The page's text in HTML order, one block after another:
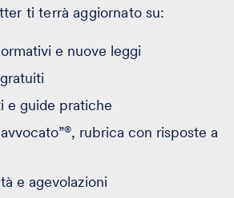
ti terrà aggiornato su:
e nuove leggi
e guide pratiche
®, rubrica con risposte a
e agevolazioni